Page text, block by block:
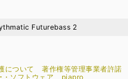
Futurebass 2
について
著作権等管理事業者許諾
ソフトウェア piapro